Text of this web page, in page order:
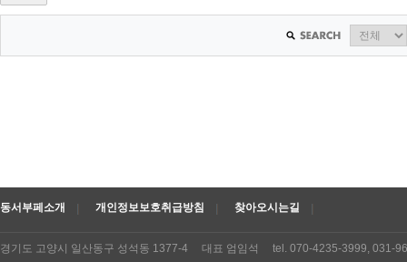
동서부페소개 개인정보보호취급방침 찾아오시는길
경기도 고양시 일산동구 성석동 1377-4 대표 엄임석 tel. 070-4235-3999,